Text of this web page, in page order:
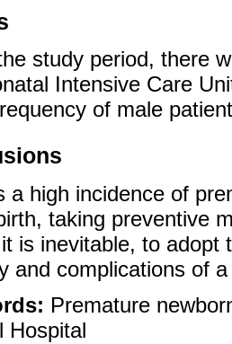
study period, there
Intensive Care
of male
a high incidence of
taking preventive
is inevitable, to adopt
and complications of
Premature
Hospital